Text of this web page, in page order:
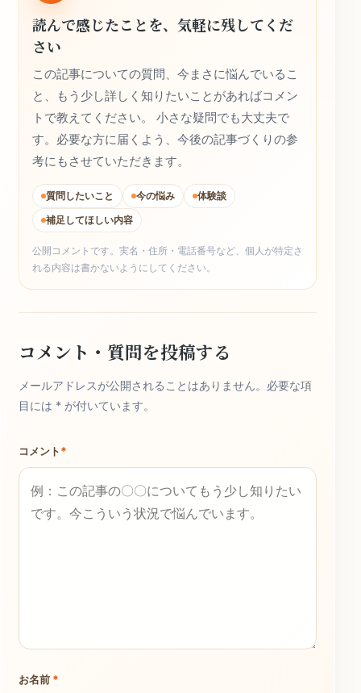
読んで感じたことを、気軽に残してくだ
さい
この記事についての質問、今まさに悩んでいるこ
と、もう少し詳しく知りたいことがあればコメン
トで教えてください。 小さな疑問でも大丈夫で
す。必要な方に届くよう、今後の記事づくりの参
考にもさせていただきます。
質問したいこと 今の悩み
体験談
補足してほしい内容
公開コメントです。実名・住所・電話番号など、個人が特定さ
れる内容は書かないようにしてください。
コメント・質問を投稿する
メールアドレスが公開されることはありません。必要な項
目には * が付いています。
コメント*
お名前 *